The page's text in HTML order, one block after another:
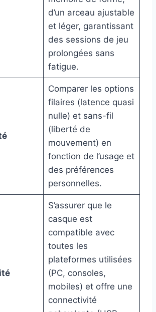
d’un arceau ajustable
et léger, garantissant
des sessions de jeu
prolongées sans
fatigue.
Comparer les options
filaires (latence quasi
nulle) et sans-fil
(liberté de
mouvement) en
fonction de l’usage et
des préférences
personnelles.
S’assurer que le
casque est
compatible avec
toutes les
plateformes utilisées
(PC, consoles,
mobiles) et offre une
connectivité